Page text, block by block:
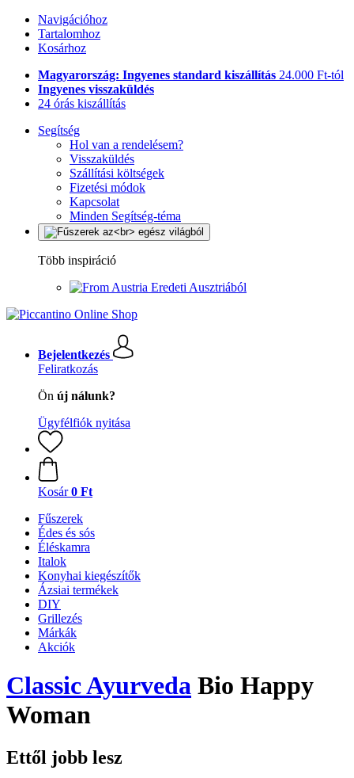
Navigációhoz
Tartalomhoz
Kosárhoz
Magyarország: Ingyenes standard kiszállítás 24.000 Ft-tól
Ingyenes visszaküldés
24 órás kiszállítás
Segítség
Hol van a rendelésem?
Visszaküldés
Szállítási költségek
Fizetési módok
Kapcsolat
Minden Segítség-téma
Több inspiráció
Eredeti Ausztriából
Bejelentkezés
Feliratkozás
Ön új nálunk?
Ügyfélfiók nyitása
Kosár 0 Ft
Fűszerek
Édes és sós
Éléskamra
Italok
Konyhai kiegészítők
Ázsiai termékek
DIY
Grillezés
Márkák
Akciók
Classic Ayurveda Bio Happy
Woman
Ettől jobb lesz